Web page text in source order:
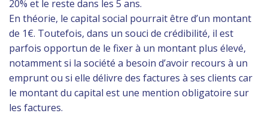
20% et le reste dans les 5 ans.
En théorie, le capital social pourrait être d’un montant
de 1€. Toutefois, dans un souci de crédibilité, il est
parfois opportun de le fixer à un montant plus élevé,
notamment si la société a besoin d’avoir recours à un
emprunt ou si elle délivre des factures à ses clients car
le montant du capital est une mention obligatoire sur
les factures.